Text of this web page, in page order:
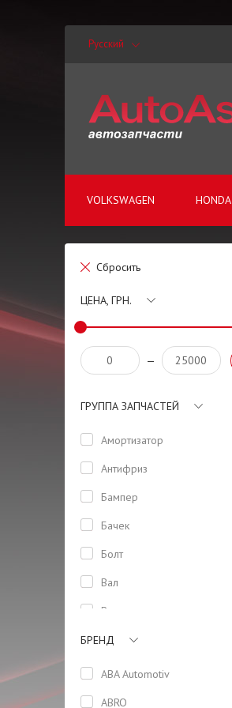
Русский
VOLKSWAGEN HONDA
Сбросить
ЦЕНА, ГРН.
—
ГРУППА ЗАПЧАСТЕЙ
Амортизатор
Антифриз
Бампер
Бачек
Болт
Вал
Втулка
Генератор
Герметик
Датчик
БРЕНД
ABA Automotiv
ABRO